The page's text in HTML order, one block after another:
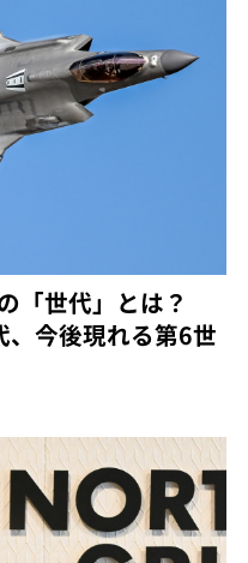
「世代」とは？
今後現れる第6世